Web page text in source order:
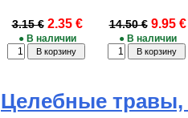
3.15 € 2.35 €
● В наличии
14.50 € 9.95 €
● В наличии
Целебные травы,